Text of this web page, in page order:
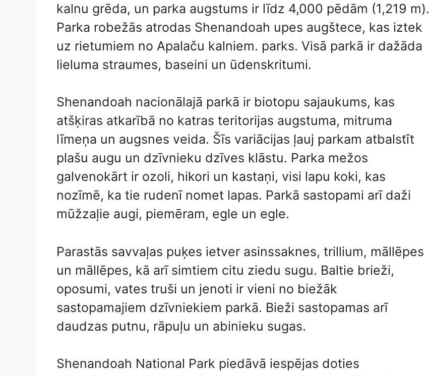
kalnu grēda, un parka augstums ir līdz 4,000 pēdām (1,219 m).
Parka robežās atrodas Shenandoah upes augštece, kas iztek
uz rietumiem no Apalaču kalniem. parks. Visā parkā ir dažāda
lieluma straumes, baseini un ūdenskritumi.
Shenandoah nacionālajā parkā ir biotopu sajaukums, kas
atšķiras atkarībā no katras teritorijas augstuma, mitruma
līmeņa un augsnes veida. Šīs variācijas ļauj parkam atbalstīt
plašu augu un dzīvnieku dzīves klāstu. Parka mežos
galvenokārt ir ozoli, hikori un kastaņi, visi lapu koki, kas
nozīmē, ka tie rudenī nomet lapas. Parkā sastopami arī daži
mūžzaļie augi, piemēram, egle un egle.
Parastās savvaļas puķes ietver asinssaknes, trillium, māllēpes
un māllēpes, kā arī simtiem citu ziedu sugu. Baltie brieži,
oposumi, vates truši un jenoti ir vieni no biežāk
sastopamajiem dzīvniekiem parkā. Bieži sastopamas arī
daudzas putnu, rāpuļu un abinieku sugas.
Shenandoah National Park piedāvā iespējas doties